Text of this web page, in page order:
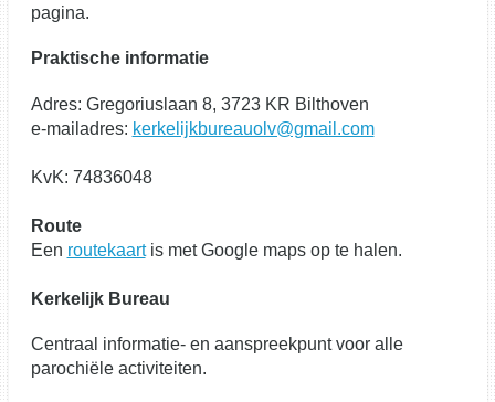
pagina.
Praktische informatie
Adres: Gregoriuslaan 8, 3723 KR Bilthoven
e-mailadres: kerkelijkbureauolv@gmail.com
KvK: 74836048
Route
Een routekaartis met Google maps op te halen.
Kerkelijk Bureau
Centraal informatie- en aanspreekpunt voor alle
parochiële activiteiten.